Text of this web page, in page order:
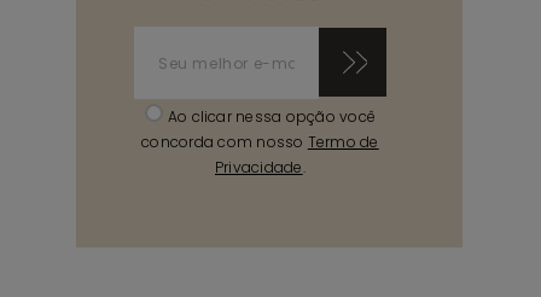
Ao clicar nessa opção você
concorda com nosso Termo de
Privacidade.